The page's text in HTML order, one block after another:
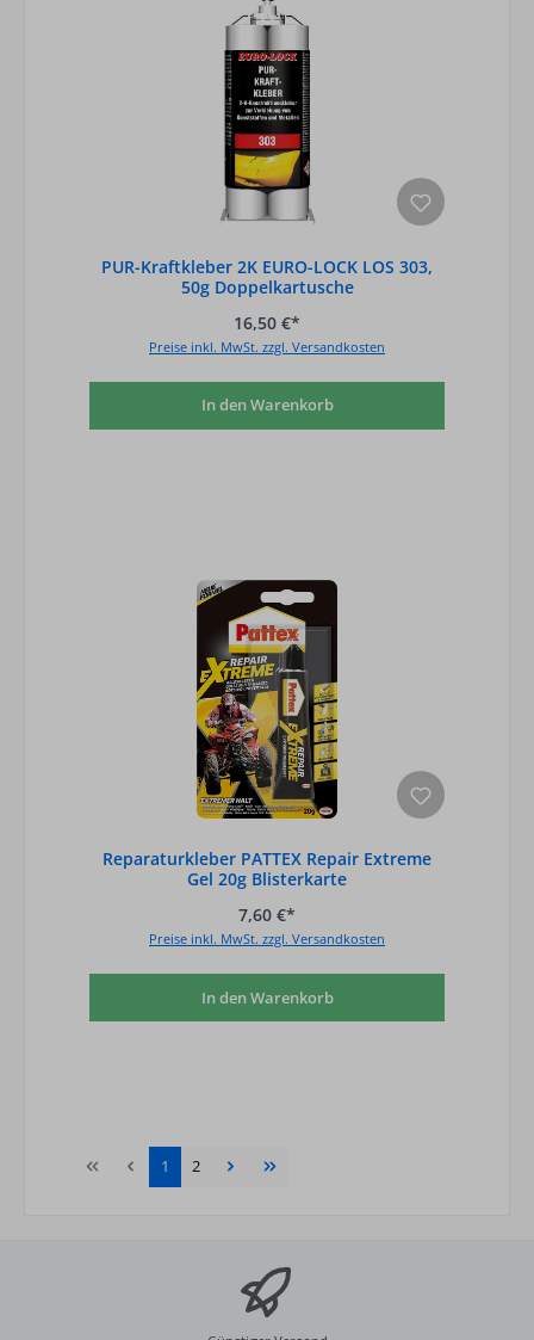
PUR-Kraftkleber 2K EURO-LOCK LOS 303,
50g Doppelkartusche
16,50 €*
Preise inkl. MwSt. zzgl. Versandkosten
In den Warenkorb
Reparaturkleber PATTEX Repair Extreme
Gel 20g Blisterkarte
7,60 €*
Preise inkl. MwSt. zzgl. Versandkosten
In den Warenkorb
Seite
1 Seite
2